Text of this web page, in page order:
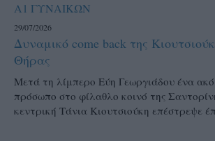
Α1 ΓΥΝΑΙΚΩΝ
29/07/2026
Δυναμικό come back της
Θήρας
Μετά τη λίμπερο Εύη Γεωργιάδου ένα
πρόσωπο στο φίλαθλο κοινό της
κεντρική Τάνια Κιουτσιούκη επέστρεψε